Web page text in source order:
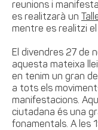
reunions i
es realitzarà un
mentre es realitzi el
El divendres 27 de
aquesta mateixa
en tenim un gran
a tots els
manifestacions.
ciutadana​ és una
fonamentals. A les